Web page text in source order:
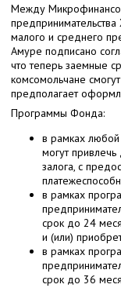
Поиск
Между
малого и среднего
Амуре подписано
что теперь заемные
комсомольчане
предполагает
Программы Фонда:
в рамках
могут
залога, с
в рамках
срок до 24
и (или)
в рамках
срок до 36